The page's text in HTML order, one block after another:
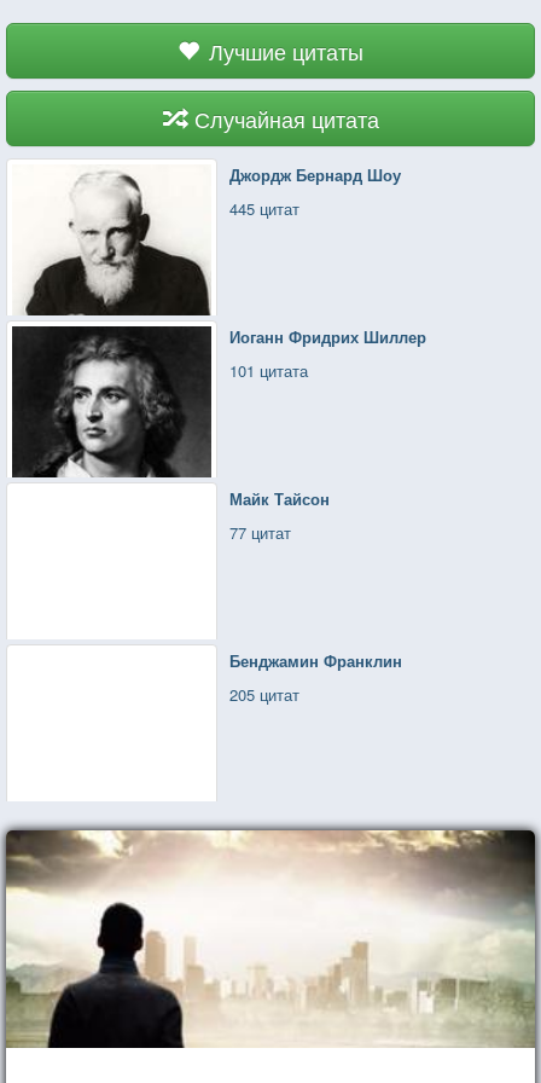
Лучшие цитаты
Случайная цитата
Джордж Бернард Шоу
445 цитат
Иоганн Фридрих Шиллер
101 цитата
Майк Тайсон
77 цитат
Бенджамин Франклин
205 цитат